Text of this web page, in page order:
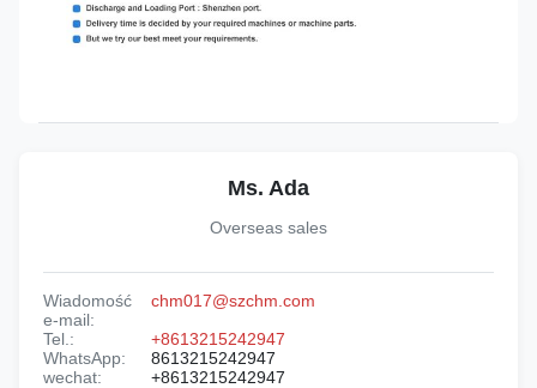
Ms. Ada
Overseas sales
Wiadomość
e-mail:
chm017@szchm.com
Tel.:
+8613215242947
WhatsApp:
8613215242947
wechat:
+8613215242947